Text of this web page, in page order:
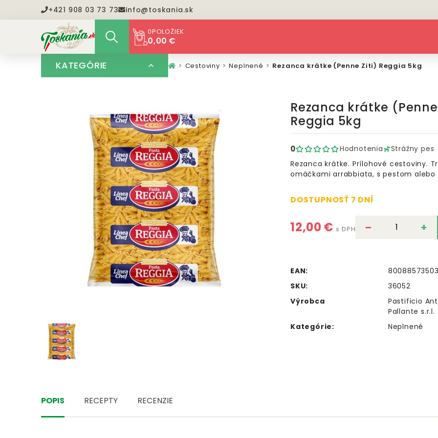
+421 908 03 73 73 info@toskania.sk
0POLOŽIEK
0,00 €
KATEGÓRIE Cestoviny Neplnené Rezanca krátke (Penne Ziti) Reggia 5kg
Rezanca krátke
Reggia 5kg
0 Hodnotenia
Strážny pes
Rezanca krátke. Prílohové cestoviny.
omáčkami arrabbiata, s pestom alebo
DOSTUPNOSŤ 7 DNÍ
12,00 € s DPH – +
EAN:
SKU:
36052
Výrobca
Pastificio
Pallante s.r.l.
Kategórie:
Neplnené
POPIS RECEPTY RECENZIE